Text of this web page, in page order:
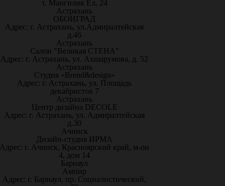
т. Мангилик Ел, 24
Астрахань
ОБОИГРАД
Адрес: г. Астрахань, ул.Адмиралтейская
д.46
Астрахань
Салон "Великая СТЕНА"
Адрес: г. Астрахань, ул. Ахшарумова, д. 52
Астрахань
Студия «Brend&design»
Адрес: г. Астрахань, ул. Площадь
декабристов 7
Астрахань
Центр дизайна DECOLE
Адрес: г. Астрахань, ул. Адмиралтейская
д.30
Ачинск
Дизайн-студия ИРМА
Адрес: г. Ачинск, Красноярский край, м-он
4, дом 14
Барнаул
Ампир
Адрес: г. Барнаул, пр. Социалистический,